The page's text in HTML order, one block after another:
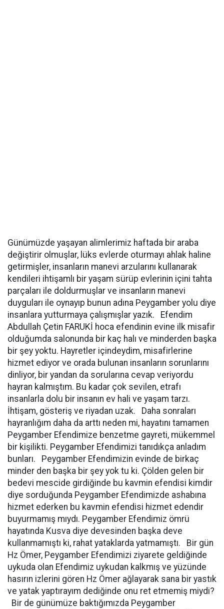
Günümüzde yaşayan alimlerimiz haftada bir araba
değiştirir olmuşlar, lüks evlerde oturmayı ahlak haline
getirmişler, insanların manevi arzularını kullanarak
kendileri ihtişamlı bir yaşam sürüp evlerinin içini tahta
parçaları ile doldurmuşlar ve insanların manevi
duyguları ile oynayıp bunun adına Peygamber yolu diye
insanlara yutturmaya çalışmışlar yazık. Efendim
Abdullah Çetin FARUKİ hoca efendinin evine ilk misafir
olduğumda salonunda bir kaç halı ve minderden başka
bir şey yoktu. Hayretler içindeydim, misafirlerine
hizmet ediyor ve orada bulunan insanların sorunlarını
dinliyor, bir yandan da sorularına cevap veriyordu
hayran kalmıştım. Bu kadar çok sevilen, etrafı
insanlarla dolu bir insanın ev hali ve yaşam tarzı.
İhtişam, gösteriş ve riyadan uzak. Daha sonraları
hayranlığım daha da arttı neden mi, hayatını tamamen
Peygamber Efendimize benzetme gayreti, mükemmel
bir kişilikti. Peygamber Efendimizi tanıdıkça anladım
bunları. Peygamber Efendimizin evinde de birkaç
minder den başka bir şey yok tu ki. Çölden gelen bir
bedevi mescide girdiğinde bu kavmin efendisi kimdir
diye sorduğunda Peygamber Efendimizde ashabına
hizmet ederken bu kavmin efendisi hizmet edendir
buyurmamış mıydı. Peygamber Efendimiz ömrü
hayatında Kusva diye devesinden başka deve
kullanmamıştı ki, rahat yataklarda yatmamıştı. Bir gün
Hz Ömer, Peygamber Efendimizi ziyarete geldiğinde
uykuda olan Efendimiz uykudan kalkmış ve yüzünde
hasırın izlerini gören Hz Ömer ağlayarak sana bir yastık
ve yatak yaptırayım dediğinde onu ret etmemiş miydi?
Bir de günümüze baktığımızda Peygamber